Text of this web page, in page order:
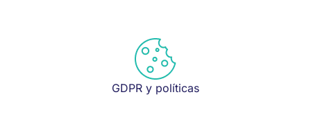
GDPR y políticas